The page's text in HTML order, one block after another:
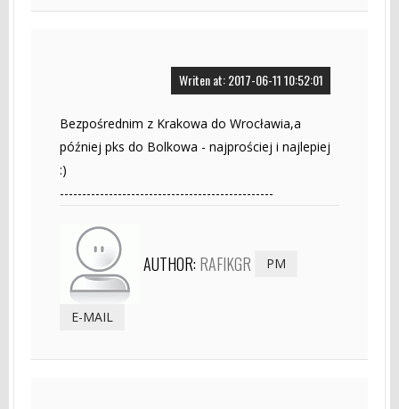
Writen at: 2017-06-11 10:52:01
Bezpośrednim z Krakowa do Wrocławia,a
później pks do Bolkowa - najprościej i najlepiej
:)
------------------------------------------------
AUTHOR: RAFIKGR PM
E-MAIL